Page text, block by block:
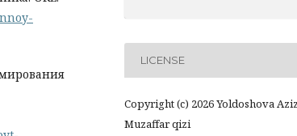
LICENSE
Copyright (c) 2026 Yoldoshova
Muzaffar qizi